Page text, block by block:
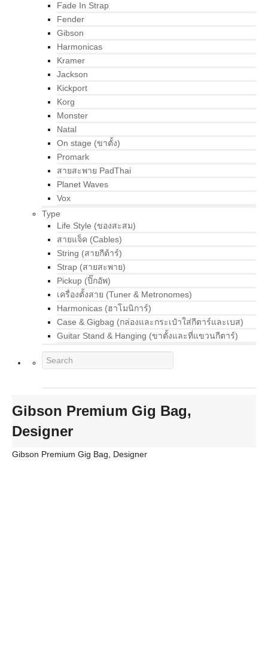
Fade In Strap
Fender
Gibson
Harmonicas
Kramer
Jackson
Kickport
Korg
Monster
Natal
On stage (ขาตั้ง)
Promark
สายสะพาย PadThai
Planet Waves
Vox
Type
Life Style (ของสะสม)
สายแจ็ค (Cables)
String (สายกีต้าร์)
Strap (สายสะพาย)
Pickup (ปิ๊กอัพ)
เครื่องตั้งสาย (Tuner & Metronomes)
Harmonicas (ฮาโมนิการ์)
Case & Gigbag (กล่องและกระเป๋าใส่กีตาร์และเบส)
Guitar Stand & Hanging (ขาตั้งและที่แขวนกีตาร์)
Gibson Premium Gig Bag,
Designer
Gibson Premium Gig Bag, Designer